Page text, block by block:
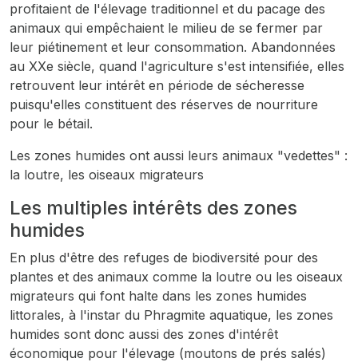
profitaient de l'élevage traditionnel et du pacage des
animaux qui empêchaient le milieu de se fermer par
leur piétinement et leur consommation. Abandonnées
au XXe siècle, quand l'agriculture s'est intensifiée, elles
retrouvent leur intérêt en période de sécheresse
puisqu'elles constituent des réserves de nourriture
pour le bétail.
Les zones humides ont aussi leurs animaux "vedettes" :
la loutre, les oiseaux migrateurs
Les multiples intérêts des zones
humides
En plus d'être des refuges de biodiversité pour des
plantes et des animaux comme la loutre ou les oiseaux
migrateurs qui font halte dans les zones humides
littorales, à l'instar du Phragmite aquatique, les zones
humides sont donc aussi des zones d'intérêt
économique pour l'élevage (moutons de prés salés)